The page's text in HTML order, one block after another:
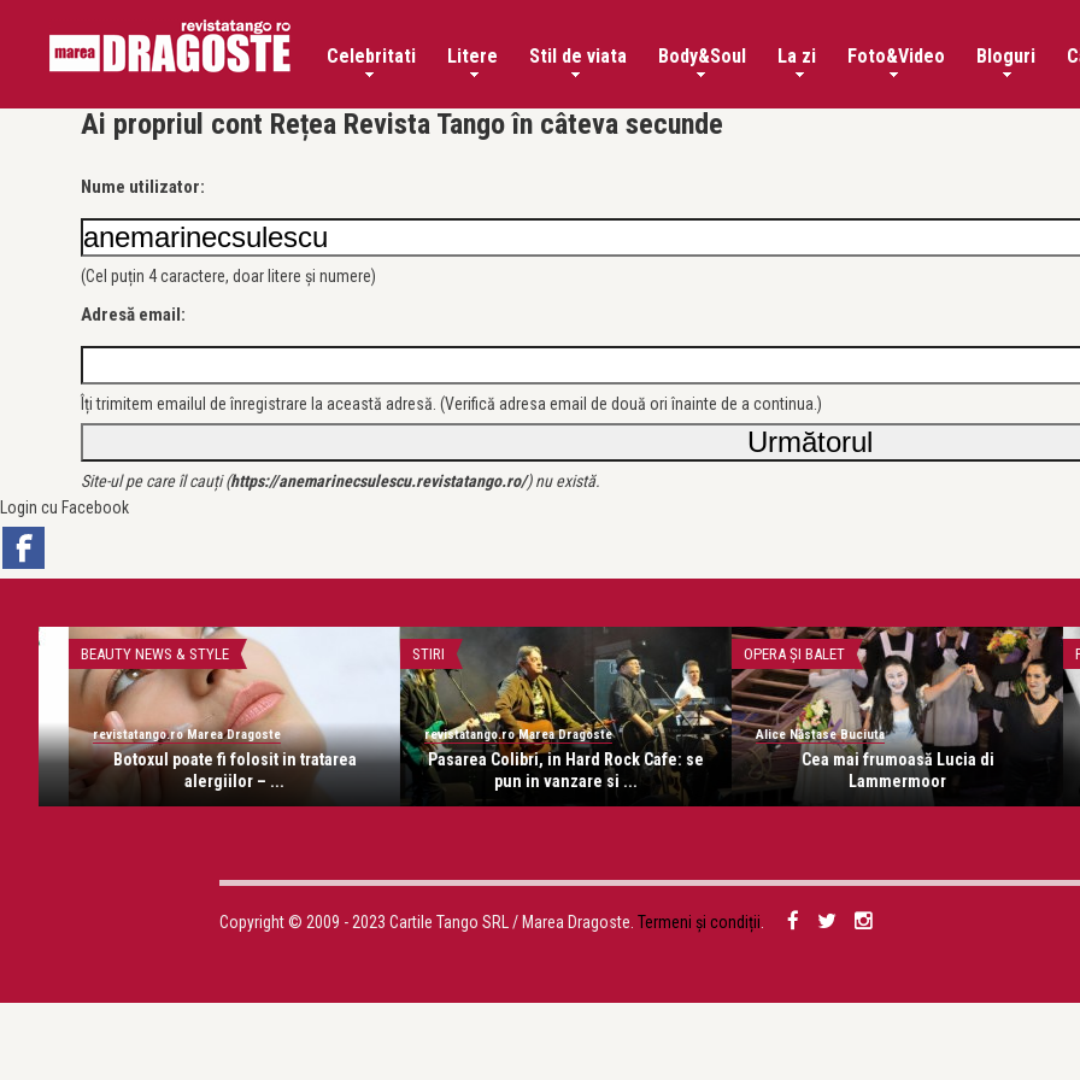
Celebritati Litere Stil de viata Body&Soul La zi Foto&Video Bloguri
Ai propriul cont Rețea Revista Tango în câteva secunde
Nume utilizator:
(Cel puțin 4 caractere, doar litere și numere)
Adresă email:
Îți trimitem emailul de înregistrare la această adresă. (Verifică adresa email de două ori înainte de a continua.)
Site-ul pe care îl cauți (https://anemarinecsulescu.revistatango.ro/) nu există.
Login cu Facebook
STIRI
revistatango.ro Marea Dragoste
Pasarea Colibri, in Hard Rock Cafe: se
pun in vanzare si ...
OPERA ȘI BALET
Alice Năstase Buciuta
Cea mai frumoasă Lucia di
Lammermoor
FRUMUSETE SI SANATATE
revistatango.ro Marea Dragoste
Program de stocare gratuita a
celulelor stem recoltate l ...
Copyright © 2009 - 2023 Cartile Tango SRL / Marea Dragoste. Termeni și condiții